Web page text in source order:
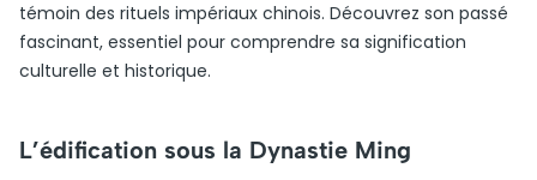
témoin des rituels impériaux chinois. Découvrez son passé
fascinant, essentiel pour comprendre sa signification
culturelle et historique.
L’édification sous la Dynastie Ming